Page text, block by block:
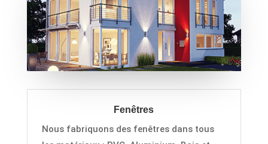
Fenêtres
Nous fabriquons des fenêtres dans tous